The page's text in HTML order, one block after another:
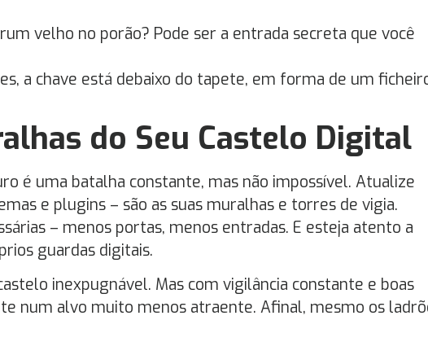
velho no porão? Pode ser a entrada secreta que você
a chave está debaixo do tapete, em forma de um
do Seu Castelo Digital
é uma batalha constante, mas não impossível. Atualize
e plugins – são as suas muralhas e torres de vigia.
– menos portas, menos entradas. E esteja atento a
guardas digitais.
inexpugnável. Mas com vigilância constante e boas
num alvo muito menos atraente. Afinal, mesmo os